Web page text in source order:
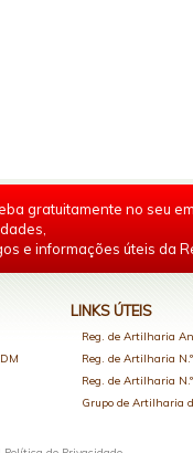
gratuitamente no seu
e informações úteis da
LINKS ÚTEIS
Reg. de Artilharia
Reg. de Artilharia
Reg. de Artilharia
Grupo de Artilharia